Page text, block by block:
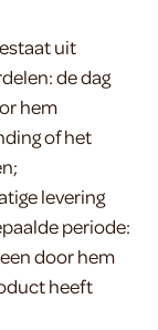
uit
de dag
hem
of het
levering
periode:
door hem
heeft